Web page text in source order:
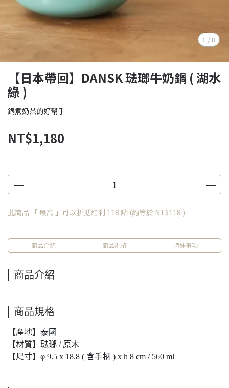
1 / 8
【日本帶回】DANSK 琺瑯牛奶鍋 ( 湖水
綠 )
鍋煮奶茶的好幫手
NT$1,180
此商品 「 最高 」可以折抵紅利 118 點 (約等於 NT$118 )
商品介紹 商品規格 特殊事項
商品介紹
商品規格
【產地】泰國
【材質】琺瑯 / 原木
【尺寸】φ 9.5 x 18.8 ( 含手柄 ) x h 8 cm / 560 ml